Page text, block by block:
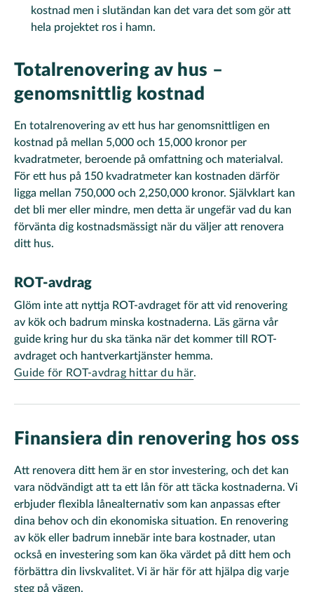
kostnad men i slutändan kan det vara det som gör att
hela projektet ros i hamn.
Totalrenovering av hus –
genomsnittlig kostnad
En totalrenovering av ett hus har genomsnittligen en
kostnad på mellan 5,000 och 15,000 kronor per
kvadratmeter, beroende på omfattning och materialval.
För ett hus på 150 kvadratmeter kan kostnaden därför
ligga mellan 750,000 och 2,250,000 kronor. Självklart kan
det bli mer eller mindre, men detta är ungefär vad du kan
förvänta dig kostnadsmässigt när du väljer att renovera
ditt hus.
ROT-avdrag
Glöm inte att nyttja ROT-avdraget för att vid renovering
av kök och badrum minska kostnaderna. Läs gärna vår
guide kring hur du ska tänka när det kommer till ROT-
avdraget och hantverkartjänster hemma.
Guide för ROT-avdrag hittar du här.
Finansiera din renovering hos oss
Att renovera ditt hem är en stor investering, och det kan
vara nödvändigt att ta ett lån för att täcka kostnaderna. Vi
erbjuder flexibla lånealternativ som kan anpassas efter
dina behov och din ekonomiska situation. En renovering
av kök eller badrum innebär inte bara kostnader, utan
också en investering som kan öka värdet på ditt hem och
förbättra din livskvalitet. Vi är här för att hjälpa dig varje
steg på vägen.